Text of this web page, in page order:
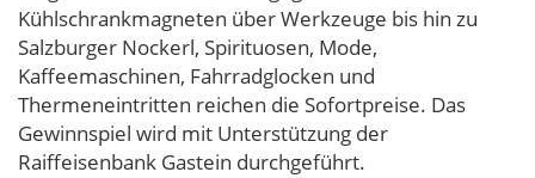
Kühlschrankmagneten über Werkzeuge bis hin zu
Salzburger Nockerl, Spirituosen, Mode,
Kaffeemaschinen, Fahrradglocken und
Thermeneintritten reichen die Sofortpreise. Das
Gewinnspiel wird mit Unterstützung der
Raiffeisenbank Gastein durchgeführt.